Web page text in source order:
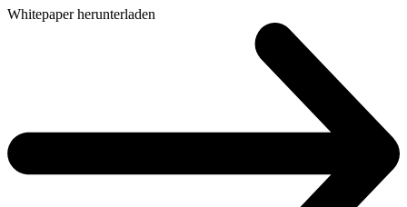
Whitepaper herunterladen